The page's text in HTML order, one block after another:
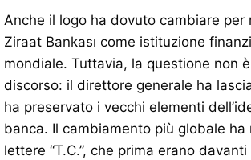
Anche il logo ha dovuto cambiare per
Ziraat Bankası come istituzione
mondiale. Tuttavia, la questione non
discorso: il direttore generale ha
ha preservato i vecchi elementi
banca. Il cambiamento più globale ha
lettere “T.C.”, che prima erano davanti